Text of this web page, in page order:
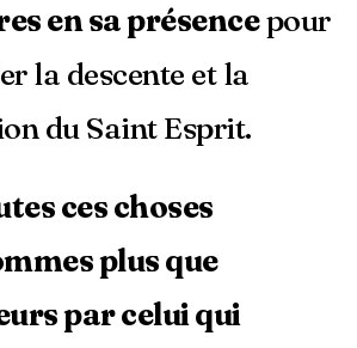
en sa présencepour
la descente et la
du Saint Esprit.
ces choses
plus que
par celui qui